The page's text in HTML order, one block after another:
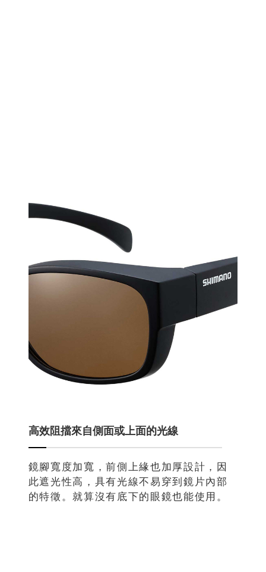
高效阻擋來自側面或上面的光線
鏡腳寬度加寬，前側上緣也加厚設計，因
此遮光性高，具有光線不易穿到鏡片內部
的特徵。就算沒有底下的眼鏡也能使用。